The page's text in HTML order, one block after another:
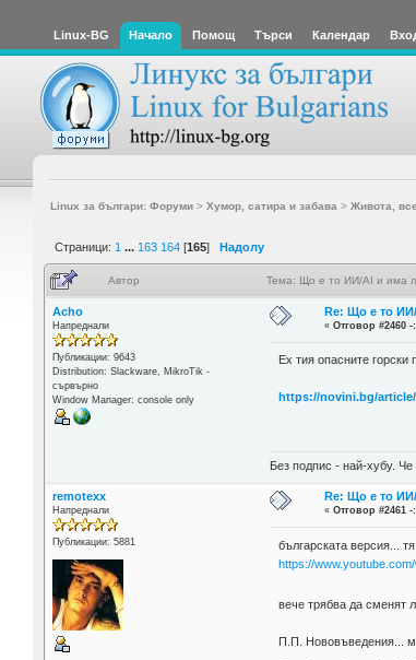
Linux-BG Начало Помощ Търси Календар
Linux за българи: Форуми> Хумор, сатира и забава > Живота,
Страници: 1 ... 163 164 [165] Надолу
Автор Тема: Що е то ИИ/AI и има
Acho
Напреднали
Публикации: 9643
Distribution: Slackware, MikroTik -
сървърно
Window Manager: console only
Re: Що е то
«Отговор #2460 -:
Ех тия опасните
https://novini.bg/article/
Без подпис - най-хубу.
remotexx
Напреднали
Публикации: 5881
Re: Що е то
«Отговор #2461 -:
българската версия...
https://
вече трябва да сменят
П.П. Нововъведения...